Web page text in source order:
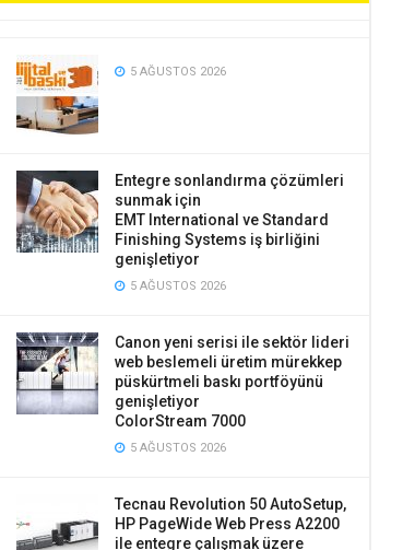
5 AĞUSTOS 2026
Entegre sonlandırma çözümleri
sunmak için
EMT International ve Standard
Finishing Systems iş birliğini
genişletiyor
5 AĞUSTOS 2026
Canon yeni serisi ile sektör lideri
web beslemeli üretim mürekkep
püskürtmeli baskı portföyünü
genişletiyor
ColorStream 7000
5 AĞUSTOS 2026
Tecnau Revolution 50 AutoSetup,
HP PageWide Web Press A2200
ile entegre çalışmak üzere